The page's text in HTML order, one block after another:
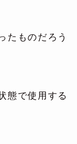
たものだろう
態で使用する